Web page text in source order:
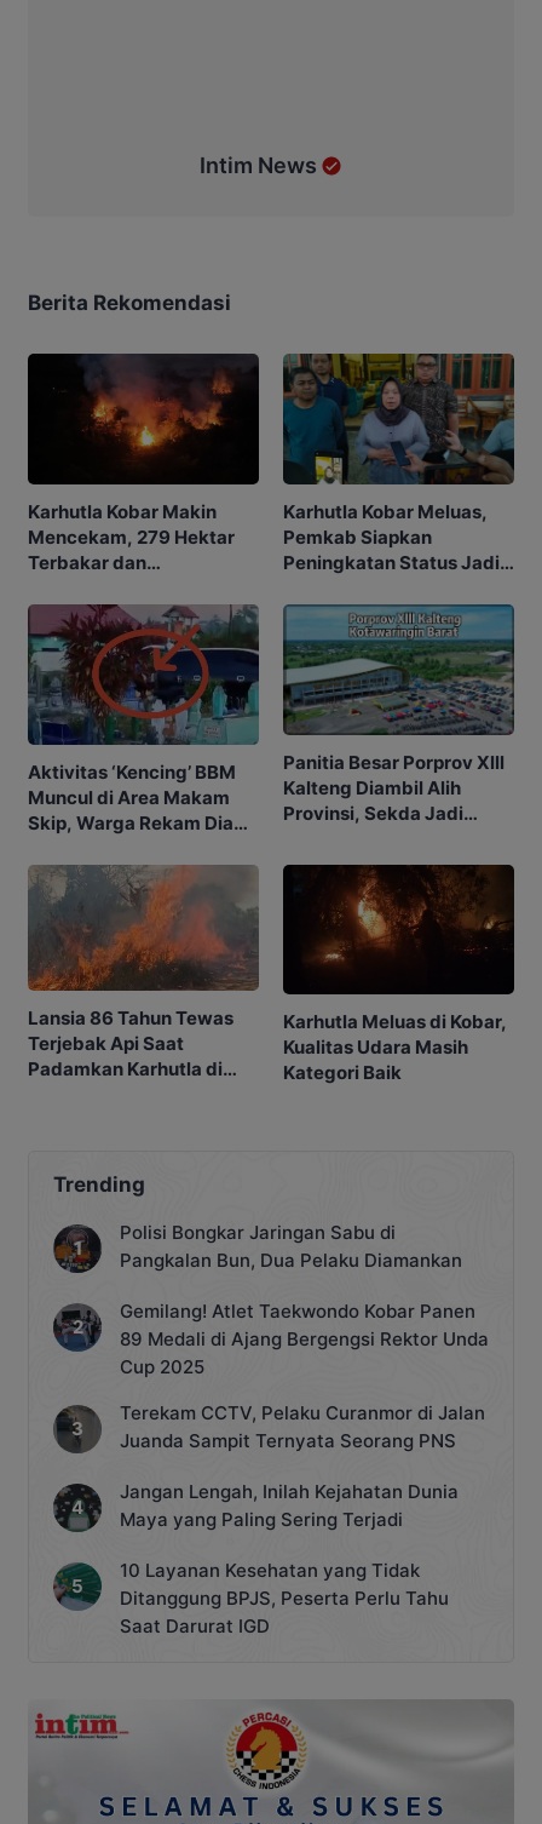
Intim News
Berita Rekomendasi
Karhutla Kobar Makin
Mencekam, 279 Hektar
Terbakar dan
Terganggu
Karhutla Kobar Meluas,
Pemkab Siapkan
Peningkatan Status Jadi
Aktivitas ‘Kencing’ BBM
Muncul di Area Makam
Skip, Warga Rekam Diam-
Panitia Besar Porprov Xlll
Kalteng Diambil Alih
Provinsi, Sekda Jadi
Lansia 86 Tahun Tewas
Terjebak Api Saat
Padamkan Karhutla di
Karhutla Meluas di Kobar,
Kualitas Udara Masih
Kategori Baik
Trending
Polisi Bongkar Jaringan Sabu di
Pangkalan Bun, Dua Pelaku Diamankan
Gemilang! Atlet Taekwondo Kobar Panen
89 Medali di Ajang Bergengsi Rektor Unda
Cup 2025
Terekam CCTV, Pelaku Curanmor di Jalan
Juanda Sampit Ternyata Seorang PNS
Jangan Lengah, Inilah Kejahatan Dunia
Maya yang Paling Sering Terjadi
10 Layanan Kesehatan yang Tidak
Ditanggung BPJS, Peserta Perlu Tahu
Saat Darurat IGD